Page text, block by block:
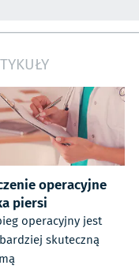
operacyjne
piersi
operacyjny jest
skuteczną